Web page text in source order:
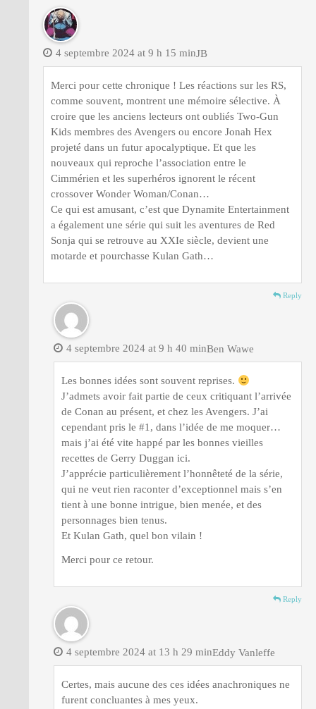
JB
4 septembre 2024 at 9 h 15 min
Merci pour cette chronique ! Les réactions sur les RS,
comme souvent, montrent une mémoire sélective. À
croire que les anciens lecteurs ont oubliés Two-Gun
Kids membres des Avengers ou encore Jonah Hex
projeté dans un futur apocalyptique. Et que les
nouveaux qui reproche l’association entre le
Cimmérien et les superhéros ignorent le récent
crossover Wonder Woman/Conan…
Ce qui est amusant, c’est que Dynamite Entertainment
a également une série qui suit les aventures de Red
Sonja qui se retrouve au XXIe siècle, devient une
motarde et pourchasse Kulan Gath…
Reply
Ben Wawe
4 septembre 2024 at 9 h 40 min
Les bonnes idées sont souvent reprises.
J’admets avoir fait partie de ceux critiquant l’arrivée
de Conan au présent, et chez les Avengers. J’ai
cependant pris le #1, dans l’idée de me moquer…
mais j’ai été vite happé par les bonnes vieilles
recettes de Gerry Duggan ici.
J’apprécie particulièrement l’honnêteté de la série,
qui ne veut rien raconter d’exceptionnel mais s’en
tient à une bonne intrigue, bien menée, et des
personnages bien tenus.
Et Kulan Gath, quel bon vilain !
Merci pour ce retour.
Reply
Eddy Vanleffe
4 septembre 2024 at 13 h 29 min
Certes, mais aucune des ces idées anachroniques ne
furent concluantes à mes yeux.